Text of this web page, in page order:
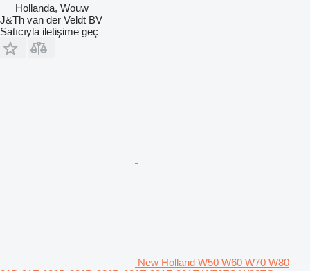
Hollanda, Wouw
J&Th van der Veldt BV
Satıcıyla iletişime geç
New Holland W50 W60 W70 W80